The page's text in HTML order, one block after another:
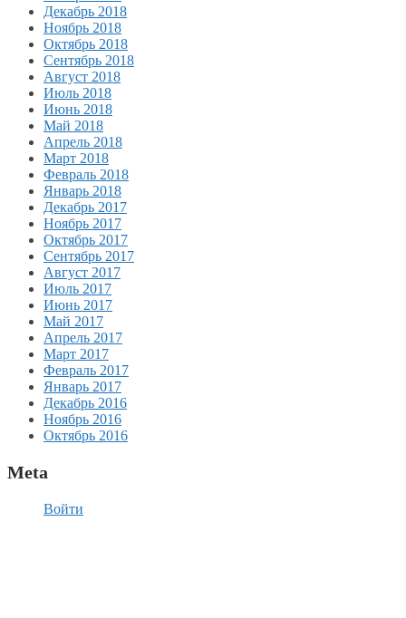
Декабрь 2018
Ноябрь 2018
Октябрь 2018
Сентябрь 2018
Август 2018
Июль 2018
Июнь 2018
Май 2018
Апрель 2018
Март 2018
Февраль 2018
Январь 2018
Декабрь 2017
Ноябрь 2017
Октябрь 2017
Сентябрь 2017
Август 2017
Июль 2017
Июнь 2017
Май 2017
Апрель 2017
Март 2017
Февраль 2017
Январь 2017
Декабрь 2016
Ноябрь 2016
Октябрь 2016
Meta
Войти